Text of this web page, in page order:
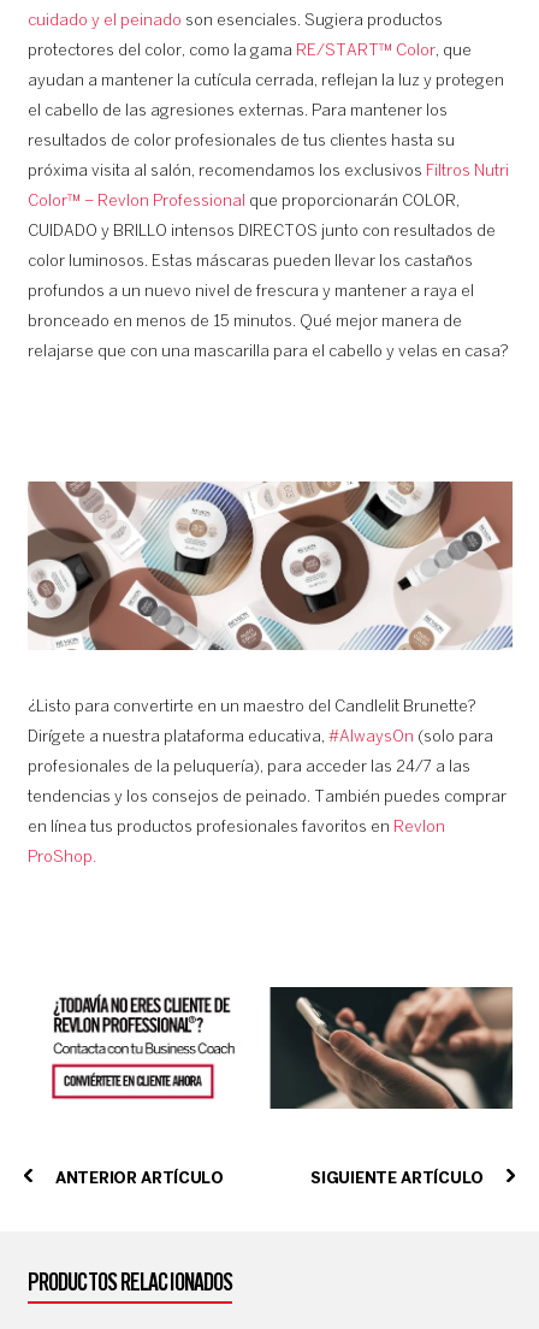
cuidado y el peinado son esenciales. Sugiera productos
protectores del color, como la gama RE/START™ Color, que
ayudan a mantener la cutícula cerrada, reflejan la luz y protegen
el cabello de las agresiones externas. Para mantener los
resultados de color profesionales de tus clientes hasta su
próxima visita al salón, recomendamos los exclusivos Filtros Nutri
Color™ – Revlon Professional
que proporcionarán COLOR,
CUIDADO y BRILLO intensos DIRECTOS junto con resultados de
color luminosos. Estas máscaras pueden llevar los castaños
profundos a un nuevo nivel de frescura y mantener a raya el
bronceado en menos de 15 minutos. Qué mejor manera de
relajarse que con una mascarilla para el cabello y velas en casa?
¿Listo para convertirte en un maestro del Candlelit Brunette?
Dirígete a nuestra plataforma educativa, #AlwaysOn (solo para
profesionales de la peluquería), para acceder las 24/7 a las
tendencias y los consejos de peinado. También puedes comprar
en línea tus productos profesionales favoritos en Revlon
ProShop.
ANTERIOR ARTÍCULO SIGUIENTE ARTÍCULO
PRODUCTOS RELACIONADOS